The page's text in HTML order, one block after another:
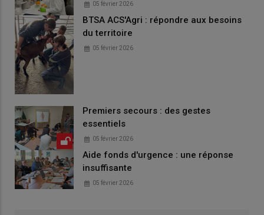
05 février 2026
BTSA ACS'Agri : répondre aux besoins
du territoire
05 février 2026
Premiers secours : des gestes
essentiels
05 février 2026
Aide fonds d'urgence : une réponse
insuffisante
05 février 2026